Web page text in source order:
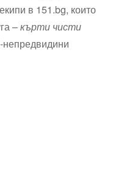
в 151.bg, които
–кърти чисти
непредвидини